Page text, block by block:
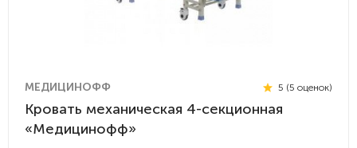
МЕДИЦИНОФФ 5 (5 оценок)
Кровать механическая 4-секционная
«Медицинофф»